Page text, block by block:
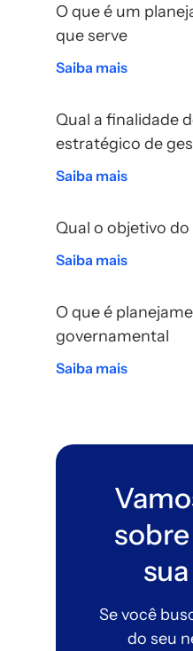
O que é um
que serve
Saiba mais
Qual a finalidade
estratégico de
Saiba mais
Qual o objetivo
Saiba mais
O que é
governamental
Saiba mais
Se você
do seu